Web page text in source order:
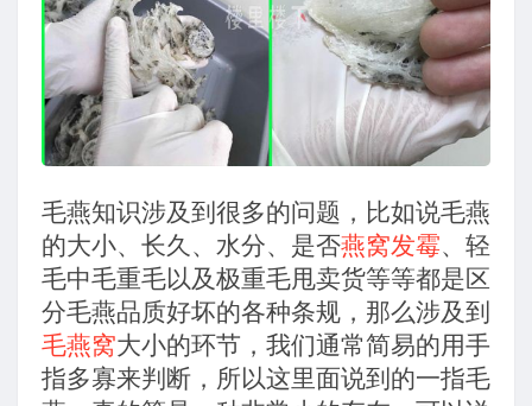
毛燕知识涉及到很多的问题，比如说毛燕
的大小、长久、水分、是否燕窝发霉、轻
毛中毛重毛以及极重毛甩卖货等等都是区
分毛燕品质好坏的各种条规，那么涉及到
毛燕窝大小的环节，我们通常简易的用手
指多寡来判断，所以这里面说到的一指毛